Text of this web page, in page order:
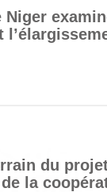
Niger
du
la